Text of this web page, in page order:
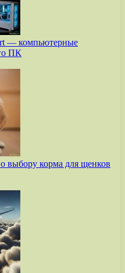
— компьютерные
ПК
выбору корма для щенков